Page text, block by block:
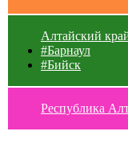
Алтайский
#Барнаул
#Бийск
Республика